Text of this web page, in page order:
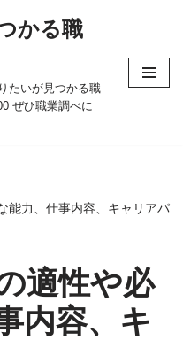
かる職
たいが見つかる職
ぜひ職業調べに
能力、仕事内容、キャリアパ
適性や必
内容、キ